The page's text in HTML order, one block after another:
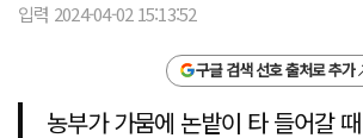
입력 2024-04-02 15:13:52
구글 검색 선호 출처로 추가
농부가 가뭄에 논밭이 타 들어갈